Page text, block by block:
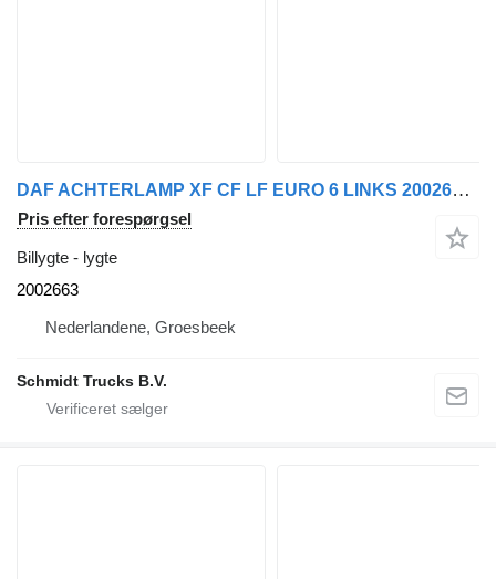
DAF ACHTERLAMP XF CF LF EURO 6 LINKS 2002663 lygte til lastbil
Pris efter forespørgsel
Billygte - lygte
2002663
Nederlandene, Groesbeek
Schmidt Trucks B.V.